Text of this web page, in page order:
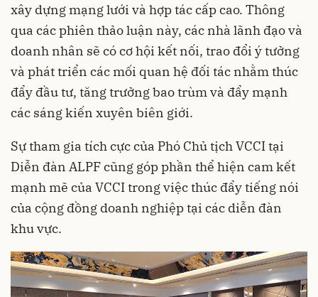
xây dựng mạng lưới và hợp tác cấp cao. Thông
qua các phiên thảo luận này, các nhà lãnh đạo và
doanh nhân sẽ có cơ hội kết nối, trao đổi ý tưởng
và phát triển các mối quan hệ đối tác nhằm thúc
đẩy đầu tư, tăng trưởng bao trùm và đẩy mạnh
các sáng kiến xuyên biên giới.
Sự tham gia tích cực của Phó Chủ tịch VCCI tại
Diễn đàn ALPF cũng góp phần thể hiện cam kết
mạnh mẽ của VCCI trong việc thúc đẩy tiếng nói
của cộng đồng doanh nghiệp tại các diễn đàn
khu vực.